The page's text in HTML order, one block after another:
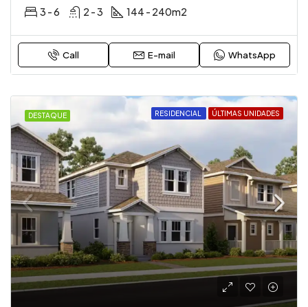
3 - 6 2 - 3 144 - 240m2
Call E-mail WhatsApp
DESTAQUE RESIDENCIAL ÚLTIMAS UNIDADES